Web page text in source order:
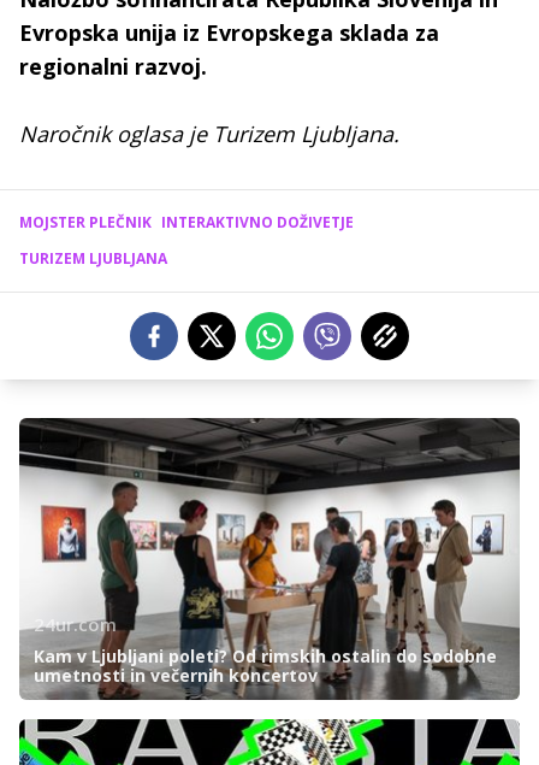
Evropska unija iz Evropskega sklada za
regionalni razvoj.
Naročnik oglasa je Turizem Ljubljana.
MOJSTER PLEČNIK INTERAKTIVNO DOŽIVETJE
TURIZEM LJUBLJANA
24ur.com
Kam v Ljubljani poleti? Od rimskih ostalin do sodobne
umetnosti in večernih koncertov